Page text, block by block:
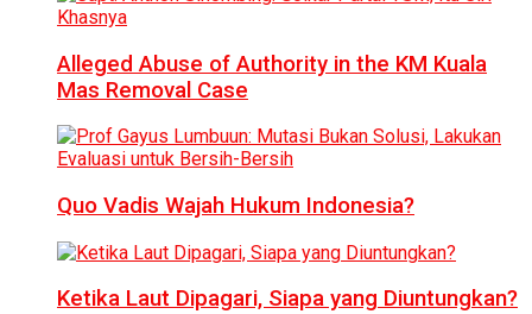
Alleged Abuse of Authority in the KM Kuala
Mas Removal Case
Quo Vadis Wajah Hukum Indonesia?
Ketika Laut Dipagari, Siapa yang Diuntungkan?